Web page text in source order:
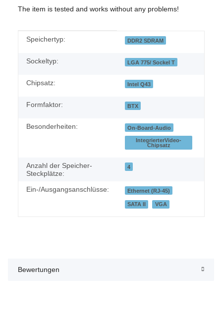
The item is tested and works without any problems!
Produkteigenschaft
Wert
Speichertyp: DDR2 SDRAM
Sockeltyp: LGA 775/ Sockel T
Chipsatz: Intel Q43
Formfaktor: BTX
Besonderheiten: On-Board-Audio
IntegrierterVideo-
Chipsatz
Anzahl der Speicher-
Steckplätze:
4
Ein-/Ausgangsanschlüsse: Ethernet (RJ-45)
SATA II VGA
Bewertungen